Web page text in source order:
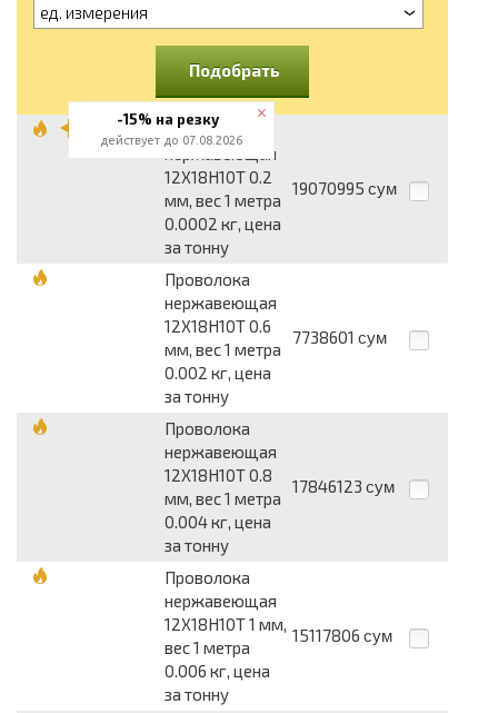
ед. измерения
Подобрать
Проволока
нержавеющая
12Х18Н10Т 0.2
мм, вес 1 метра
0.0002 кг, цена
за тонну
19070995 сум
Проволока
нержавеющая
12Х18Н10Т 0.6
мм, вес 1 метра
0.002 кг, цена
за тонну
7738601 сум
Проволока
нержавеющая
12Х18Н10Т 0.8
мм, вес 1 метра
0.004 кг, цена
за тонну
17846123 сум
Проволока
нержавеющая
12Х18Н10Т 1 мм,
вес 1 метра
0.006 кг, цена
за тонну
15117806 сум
-15% на резку
действует до 07.08.2026